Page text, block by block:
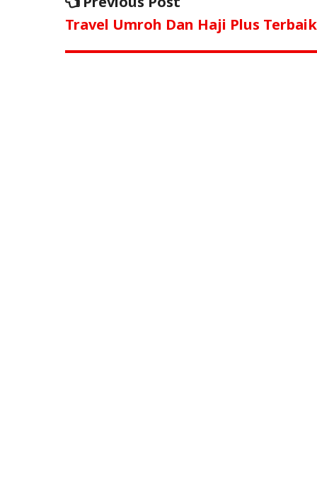
b
o
r A
p
pos
post:
Travel Umroh Dan Haji Plus